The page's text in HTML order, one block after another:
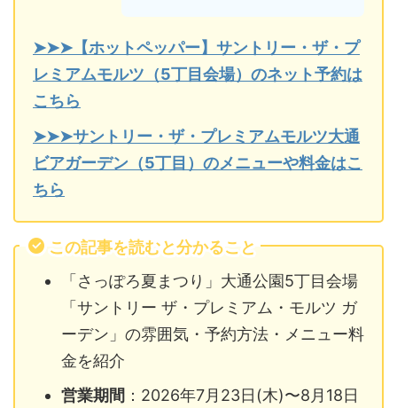
➤➤➤【ホットペッパー】サントリー・ザ・プ
レミアムモルツ（5丁目会場）のネット予約は
こちら
➤➤➤サントリー・ザ・プレミアムモルツ大通
ビアガーデン（5丁目）のメニューや料金はこ
ちら
この記事を読むと分かること
「さっぽろ夏まつり」大通公園5丁目会場
「サントリー ザ・プレミアム・モルツ ガ
ーデン」の雰囲気・予約方法・メニュー料
金を紹介
営業期間 ：2026年7月23日(木)〜8月18日